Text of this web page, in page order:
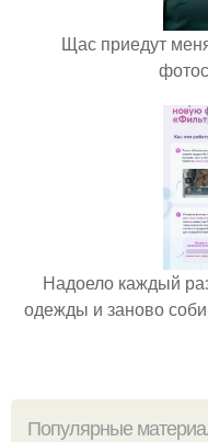
Щас приедут
Надоело каждый
одежды и заново
Популярные